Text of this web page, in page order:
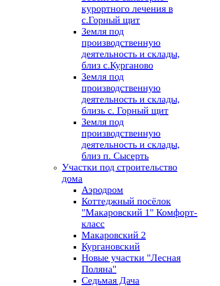
курортного лечения в
с.Горный щит
Земля под
производственную
деятельность и склады,
близ с.Курганово
Земля под
производственную
деятельность и склады,
близь с. Горный щит
Земля под
производственную
деятельность и склады,
близ п. Сысерть
Участки под строительство
дома
Аэродром
Коттеджный посёлок
"Макаровский 1" Комфорт-
класс
Макаровский 2
Кургановский
Новые участки "Лесная
Поляна"
Седьмая Дача